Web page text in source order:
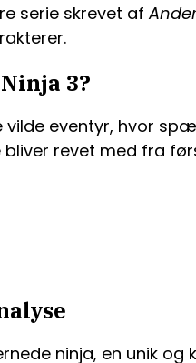
serie skrevet af
3?
eventyr, hvor
revet med fra
ninja, en unik